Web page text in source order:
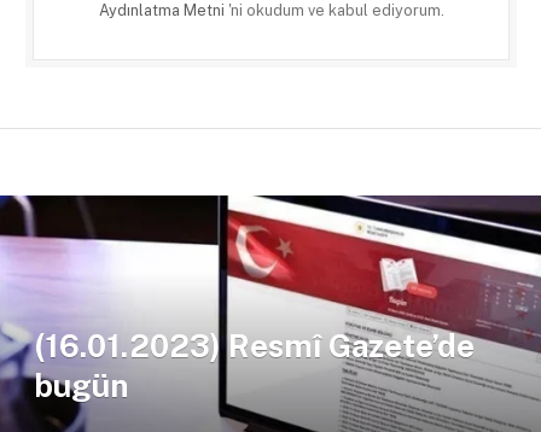
Aydınlatma Metni 'ni okudum ve kabul ediyorum.
(16.01.2023) Resmî Gazete’de
bugün